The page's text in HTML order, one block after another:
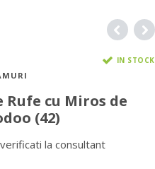
IN STOCK
Rufe cu Miros de
(42)
la consultant